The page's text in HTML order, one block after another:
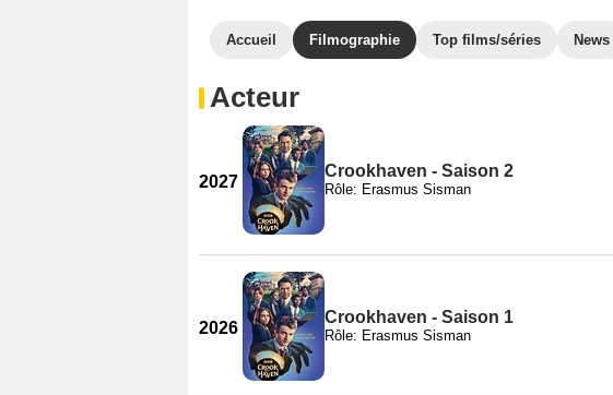
Accueil Filmographie Top films/séries News
Acteur
2027
Crookhaven - Saison 2
Rôle: Erasmus Sisman
2026
Crookhaven - Saison 1
Rôle: Erasmus Sisman